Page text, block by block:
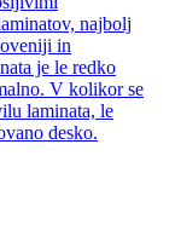
najbolj
in
je le redko
V kolikor se
laminata, le
desko.